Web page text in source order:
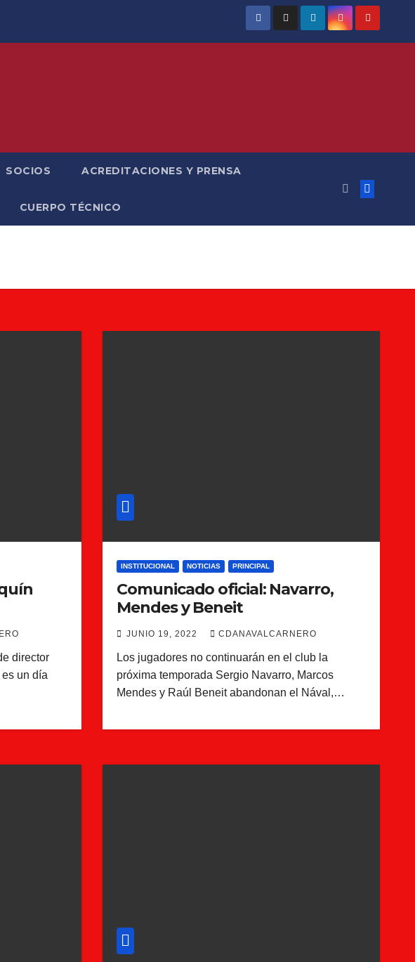
SOCIOS ACREDITACIONES Y PRENSA
CUERPO TÉCNICO
director
un día
INSTITUCIONAL NOTICIAS PRINCIPAL
Comunicado oficial: Navarro,
Mendes y Beneit
JUNIO 19, 2022 CDANAVALCARNERO
Los jugadores no continuarán en el club la
próxima temporada Sergio Navarro, Marcos
Mendes y Raúl Beneit abandonan el Nával,…